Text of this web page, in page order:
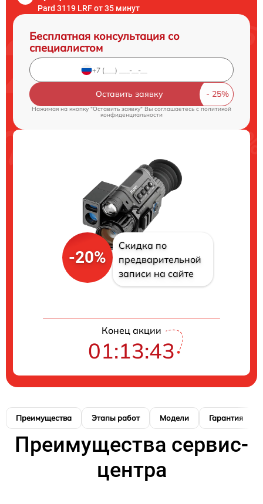
Pard 3119 LRF от 35 минут
Бесплатная консультация со
специалистом
Оставить заявку
Нажимая на кнопку "Оставить заявку" Вы соглашаетесь c политикой
конфиденциальности
-20%
Скидка по
предварительной
записи на сайте
Конец акции
01:13:42
Преимущества Этапы работ Модели Гарантия
Преимущества сервис-
центра